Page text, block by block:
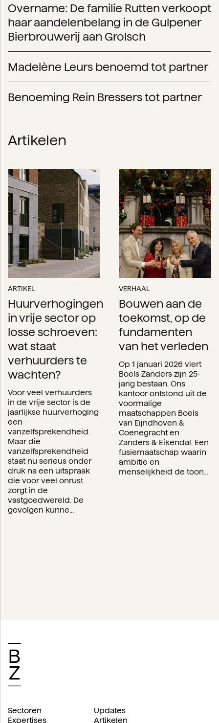
Overname: De familie Rutten verkoopt
haar aandelenbelang in de Gulpener
Bierbrouwerij aan Grolsch
Madelène Leurs benoemd tot partner
Benoeming Rein Bressers tot partner
Artikelen
ARTIKEL
Huurverhogingen
in vrije sector op
losse schroeven:
wat staat
verhuurders te
wachten?
Voor veel verhuurders
in de vrije sector is de
jaarlijkse huurverhoging
een
vanzelfsprekendheid.
Maar die
vanzelfsprekendheid
staat nu serieus onder
druk na een uitspraak
die voor veel onrust
zorgt in de
vastgoedwereld. De
gevolgen kunne...
VERHAAL
Bouwen aan de
toekomst, op de
fundamenten
van het verleden
Op 1 januari 2026 viert
Boels Zanders zijn 25-
jarig bestaan. Ons
kantoor ontstond uit de
voormalige
maatschappen Boels
van Eijndhoven &
Coenegracht en
Zanders & Eikendal. Een
fusiemaatschap waarin
ambitie en
menselijkheid de toon...
Sectoren
Expertises
Updates
Artikelen